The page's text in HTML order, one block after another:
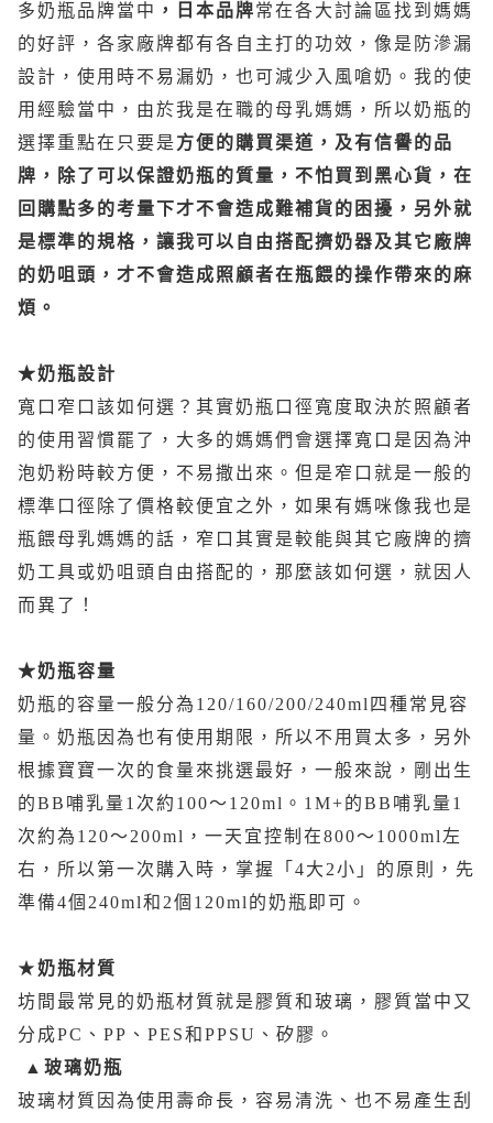
多奶瓶品牌當中 ， 日本品牌常在各大討論區找到媽媽
的好評，各家廠牌都有各自主打的功效，像是防滲漏
設計，使用時不易漏奶，也可減少入風嗆奶。我的使
用經驗當中，由於我是在職的母乳媽媽，所以奶瓶的
選擇重點在只要是 方便的購買渠道，及有信譽的品
牌，除了可以保證奶瓶的質量，不怕買到黑心貨，在
回購點多的考量下才不會造成難補貨的困擾，另外就
是標準的規格，讓我可以自由搭配擠奶器及其它廠牌
的奶咀頭，才不會造成照顧者在瓶餵的操作帶來的麻
煩。
★奶瓶設計
寬口窄口該如何選？其實奶瓶口徑寬度取決於照顧者
的使用習慣罷了，大多的媽媽們會選擇寬口是因為沖
泡奶粉時較方便，不易撒出來。但是窄口就是一般的
標準口徑除了價格較便宜之外，如果有媽咪像我也是
瓶餵母乳媽媽的話，窄口其實是較能與其它廠牌的擠
奶工具或奶咀頭自由搭配的，那麼該如何選，就因人
而異了！
★奶瓶容量
奶瓶的容量一般分為120/160/200/240ml四種常見容
量。奶瓶因為也有使用期限，所以不用買太多，另外
根據寶寶一次的食量來挑選最好，一般來說，剛出生
的BB哺乳量1次約100～120ml。1M+的BB哺乳量1
次約為120～200ml，一天宜控制在800～1000ml左
右，所以第一次購入時，掌握「4大2小」的原則，先
準備4個240ml和2個120ml的奶瓶即可。
★奶瓶材質
坊間最常見的奶瓶材質就是膠質和玻璃，膠質當中又
分成PC、PP、PES和PPSU、矽膠。
▲玻璃奶瓶
玻璃材質因為使用壽命長，容易清洗、也不易產生刮